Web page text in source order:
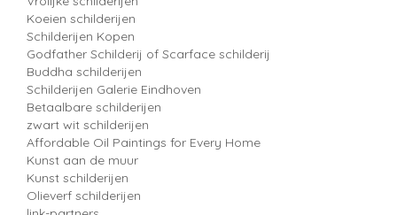
Koeien schilderijen
Schilderijen Kopen
Godfather Schilderij of Scarface schilderij
Buddha schilderijen
Schilderijen Galerie Eindhoven
Betaalbare schilderijen
zwart wit schilderijen
Affordable Oil Paintings for Every Home
Kunst aan de muur
Kunst schilderijen
Olieverf schilderijen